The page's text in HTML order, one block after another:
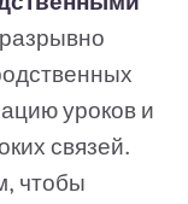
уроков и
связей.
чтобы